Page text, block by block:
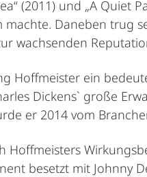
(2011) und „A Quiet
Daneben trug
wachsenden
Hoffmeister ein
Dickens` große
er 2014 vom
Hoffmeisters
besetzt mit Johnny